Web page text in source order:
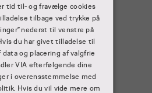
tid til- og fravælge cookies
tilbage ved trykke på
nederst til venstre på
du har givet tilladelse til
og placering af valgfrie
VIA efterfølgende dine
i overensstemmelse med
Hvis du vil vide mere om